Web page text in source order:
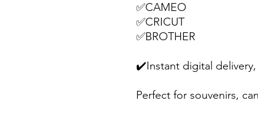
✅CAMEO
✅CRICUT
✅BROTHER
✔️Instant digital delivery,
Perfect for souvenirs,